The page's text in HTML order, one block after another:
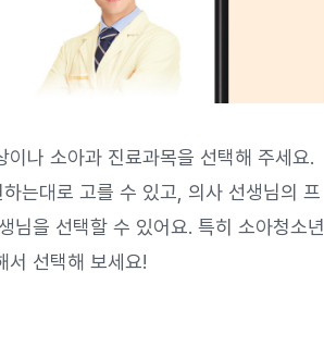
나 소아과 진료과목을 선택해 주세요.
는대로 고를 수 있고, 의사 선생님의 프
님을 선택할 수 있어요. 특히 소아청소년
서 선택해 보세요!